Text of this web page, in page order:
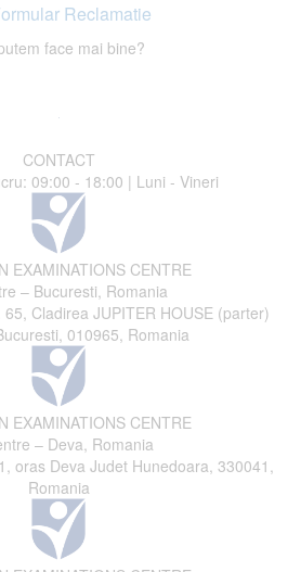
Reclamatie
face mai bine?
CONTACT
09:00 - 18:00 | Luni - Vineri
EXAMINATIONS CENTRE
– Bucuresti, Romania
65, Cladirea JUPITER HOUSE (parter)
010965, Romania
EXAMINATIONS CENTRE
– Deva, Romania
oras Deva Judet Hunedoara, 330041,
Romania